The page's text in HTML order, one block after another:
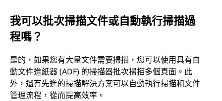
我可以批次掃描文件或自動執行掃描過
程嗎？
是的，如果您有大量文件需要掃描，您可以使用具有自
動文件進紙器 (ADF) 的掃描器批次掃描多個頁面。此
外，還有先進的掃描解決方案可以自動執行掃描和文件
管理流程，從而提高效率。